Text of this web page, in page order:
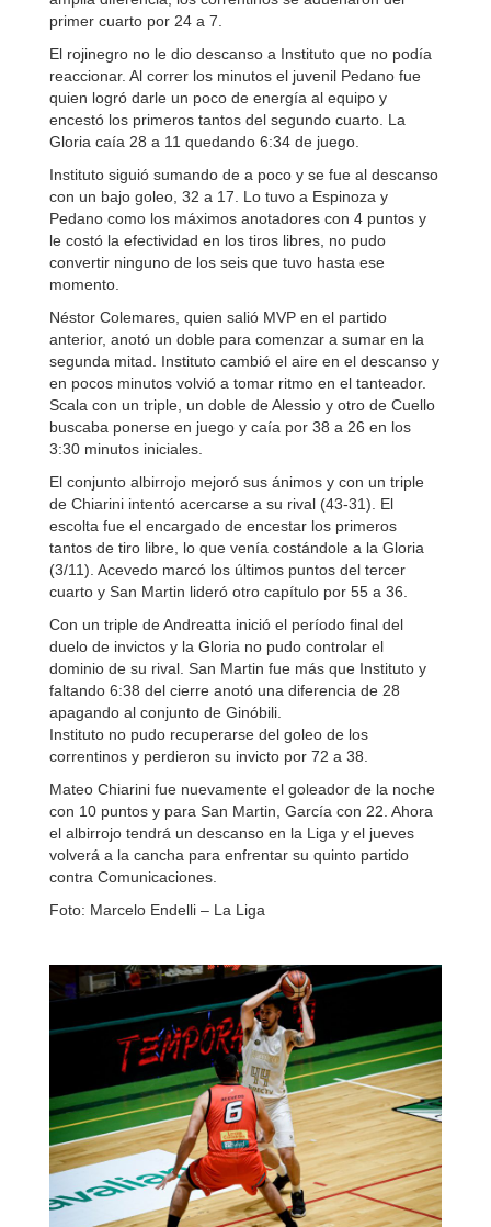
primer cuarto por 24 a 7.
El rojinegro no le dio descanso a Instituto que no podía
reaccionar. Al correr los minutos el juvenil Pedano fue
quien logró darle un poco de energía al equipo y
encestó los primeros tantos del segundo cuarto. La
Gloria caía 28 a 11 quedando 6:34 de juego.
Instituto siguió sumando de a poco y se fue al descanso
con un bajo goleo, 32 a 17. Lo tuvo a Espinoza y
Pedano como los máximos anotadores con 4 puntos y
le costó la efectividad en los tiros libres, no pudo
convertir ninguno de los seis que tuvo hasta ese
momento.
Néstor Colemares, quien salió MVP en el partido
anterior, anotó un doble para comenzar a sumar en la
segunda mitad. Instituto cambió el aire en el descanso y
en pocos minutos volvió a tomar ritmo en el tanteador.
Scala con un triple, un doble de Alessio y otro de Cuello
buscaba ponerse en juego y caía por 38 a 26 en los
3:30 minutos iniciales.
El conjunto albirrojo mejoró sus ánimos y con un triple
de Chiarini intentó acercarse a su rival (43-31). El
escolta fue el encargado de encestar los primeros
tantos de tiro libre, lo que venía costándole a la Gloria
(3/11). Acevedo marcó los últimos puntos del tercer
cuarto y San Martin lideró otro capítulo por 55 a 36.
Con un triple de Andreatta inició el período final del
duelo de invictos y la Gloria no pudo controlar el
dominio de su rival. San Martin fue más que Instituto y
faltando 6:38 del cierre anotó una diferencia de 28
apagando al conjunto de Ginóbili.
Instituto no pudo recuperarse del goleo de los
correntinos y perdieron su invicto por 72 a 38.
Mateo Chiarini fue nuevamente el goleador de la noche
con 10 puntos y para San Martin, García con 22. Ahora
el albirrojo tendrá un descanso en la Liga y el jueves
volverá a la cancha para enfrentar su quinto partido
contra Comunicaciones.
Foto: Marcelo Endelli – La Liga